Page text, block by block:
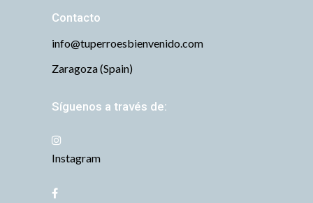
Contacto
info@tuperroesbienvenido.com
Zaragoza (Spain)
Síguenos a través de:
Instagram